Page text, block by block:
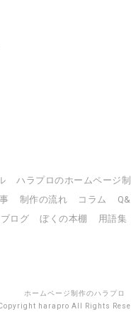
ハラプロのホームページ
制作の流れ コラム
ログ
ぼくの本棚 用語集
ホームページ制作のハラプロ
harapro All Rights